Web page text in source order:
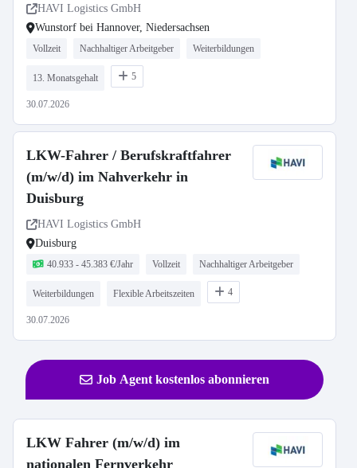
HAVI Logistics GmbH
Wunstorf bei Hannover, Niedersachsen
Vollzeit Nachhaltiger Arbeitgeber Weiterbildungen
13. Monatsgehalt 5
30.07.2026
LKW-Fahrer / Berufskraftfahrer
(m/w/d) im Nahverkehr in
Duisburg
HAVI Logistics GmbH
Duisburg
40.933 - 45.383 €/Jahr Vollzeit Nachhaltiger Arbeitgeber
Weiterbildungen Flexible Arbeitszeiten 4
30.07.2026
Job Agent kostenlos abonnieren
LKW Fahrer (m/w/d) im
nationalen Fernverkehr